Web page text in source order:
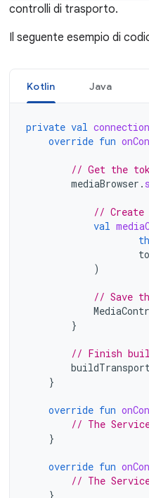
controlli di trasporto.
Il seguente esempio di
Kotlin Java
private val
override fun
// Get the
mediaBrowser .
// Create
val
)
// Save
}
// Finish
}
override fun
// The
}
override fun
// The
}